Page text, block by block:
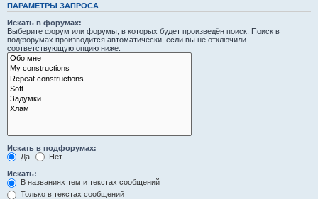
ПАРАМЕТРЫ ЗАПРОСА
Искать в форумах:
Выберите форум или форумы, в которых будет произведён поиск. Поиск в
подфорумах производится автоматически, если вы не отключили
соответствующую опцию ниже.
Искать в подфорумах:
Да
Нет
Искать:
В названиях тем и текстах сообщений
Только в текстах сообщений